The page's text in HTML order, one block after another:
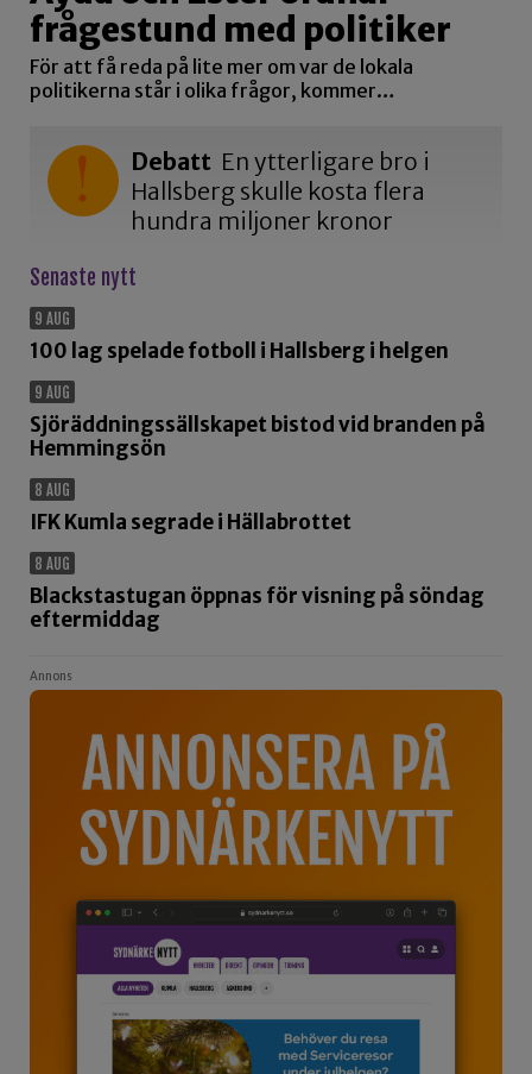
frågestund med politiker
För att få reda på lite mer om var de lokala
politikerna står i olika frågor, kommer…
Debatt En ytterligare bro i
Hallsberg skulle kosta flera
hundra miljoner kronor
Senaste nytt
9 AUG
100 lag spelade fotboll i Hallsberg i helgen
9 AUG
Sjöräddningssällskapet bistod vid branden på
Hemmingsön
8 AUG
IFK Kumla segrade i Hällabrottet
8 AUG
Blackstastugan öppnas för visning på söndag
eftermiddag
Annons